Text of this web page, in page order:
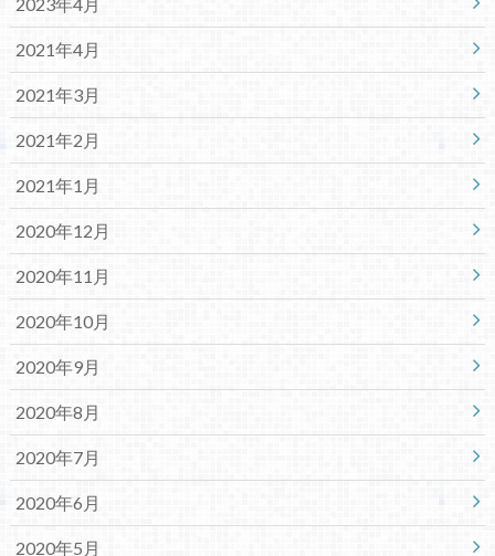
2021年4月
2021年3月
2021年2月
2021年1月
2020年12月
2020年11月
2020年10月
2020年9月
2020年8月
2020年7月
2020年6月
2020年5月